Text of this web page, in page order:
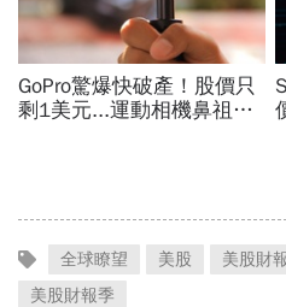
GoPro驚爆快破產！股價只
剩1美元...運動相機鼻祖為
全球瞭望 美股 美股財
美股財報季